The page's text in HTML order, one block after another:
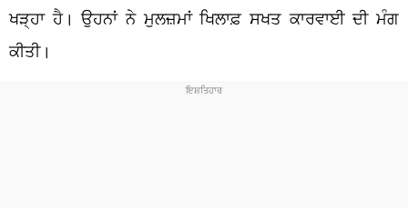
ਖੜ੍ਹਾ ਹੈ। ਉਹਨਾਂ ਨੇ ਮੁਲਜ਼ਮਾਂ ਖਿਲਾਫ਼ ਸਖਤ ਕਾਰਵਾਈ ਦੀ ਮੰਗ
ਕੀਤੀ।